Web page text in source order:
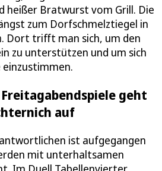
heißer Bratwurst vom Grill. Die
zum Dorfschmelztiegel in
Dort trifft man sich, um den
zu unterstützen und um sich
einzustimmen.
geht
auf
ist aufgegangen
mit unterhaltsamen